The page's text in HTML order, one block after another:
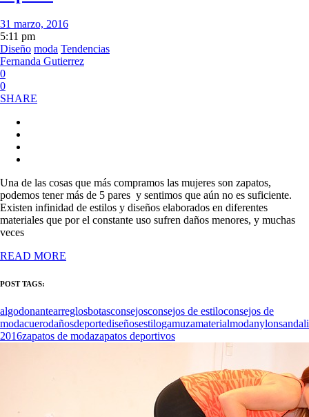
31 marzo, 2016
5:11 pm
Diseño moda Tendencias
Fernanda Gutierrez
0
0
SHARE
Una de las cosas que más compramos las mujeres son zapatos,
podemos tener más de 5 pares y sentimos que aún no es suficiente.
Existen infinidad de estilos y diseños elaborados en diferentes
materiales que por el constante uso sufren daños menores, y muchas
veces
READ MORE
POST TAGS:
algodonantearreglosbotasconsejosconsejos de estiloconsejos de
modacuerodañosdeportediseñosestilogamuzamaterialmodanylon
2016zapatos de modazapatos deportivos